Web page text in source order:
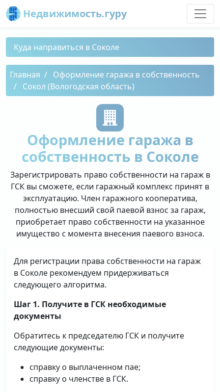
Недвижимость.гуру
Куда направиться в Соколе
Главная
Оформление гаража в собственность
Сокол (Вологодская область)
Оформление гаража в
собственность в Соколе
Зарегистрировать право собственности на гараж в
ГСК вы сможете, если гаражный комплекс принят в
эксплуатацию. Член гаражного кооператива,
полностью внесший свой паевой взнос за гараж,
приобретает право собственности на указанное
имущество с момента внесения паевого взноса.
Для регистрации права собственности на гараж
в Соколе рекомендуем придерживаться
следующего алгоритма.
Шаг 1. Получите в ГСК необходимые
документы
Обратитесь к председателю ГСК и получите
следующие документы:
справку о выплаченном пае;
справку о членстве в ГСК.